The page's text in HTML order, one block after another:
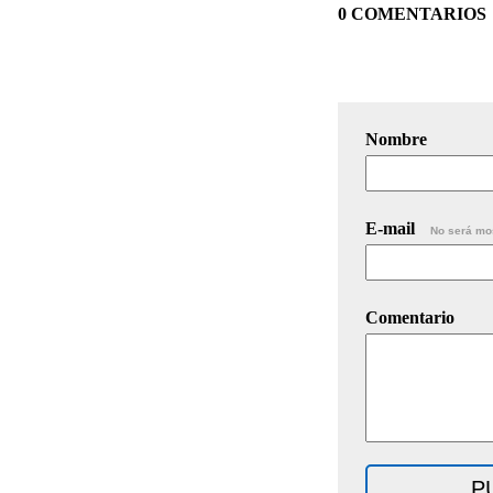
0 COMENTARIOS
Nombre
E-mail No será
Comentario